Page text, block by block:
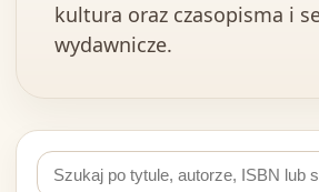
kultura oraz czasopisma i
wydawnicze.